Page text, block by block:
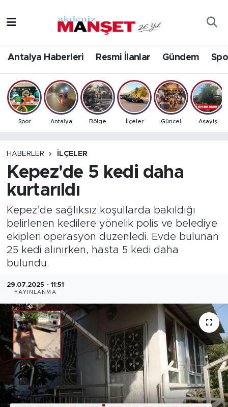
Antalya Haberleri Resmi İlanlar Gündem
Spor Antalya Bölge İlçeler Güncel Asayiş
HABERLER İLÇELER
Kepez'de 5 kedi daha
kurtarıldı
Kepez’de sağlıksız koşullarda bakıldığı
belirlenen kedilere yönelik polis ve belediye
ekipleri operasyon düzenledi. Evde bulunan
25 kedi alınırken, hasta 5 kedi daha
bulundu.
29.07.2025 - 11:51
YAYINLANMA
Bilim & Teknoloji
Eğitim
Ekonomi
Gündem
İlçeler
Kültür- Sanat
Magazin
Resmi İlanlar
Sağlık
Spor
Turizm
Antalya Hava Durumu
Antalya Namaz Vakitleri
Antalya Trafik Yoğunluk Haritası
Tüm Manşetler
Son Dakika Haberleri
Haber Arşivi